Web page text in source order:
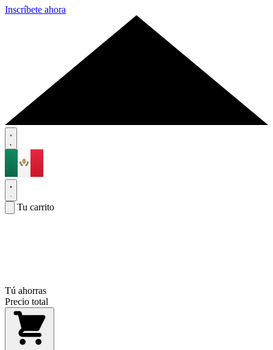
Inscríbete ahora
Tu carrito
Tú ahorras
Precio total